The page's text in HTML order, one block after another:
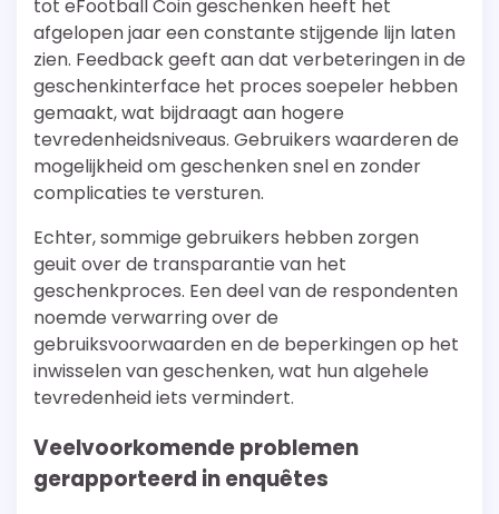
tot eFootball Coin geschenken heeft het
afgelopen jaar een constante stijgende lijn laten
zien. Feedback geeft aan dat verbeteringen in de
geschenkinterface het proces soepeler hebben
gemaakt, wat bijdraagt aan hogere
tevredenheidsniveaus. Gebruikers waarderen de
mogelijkheid om geschenken snel en zonder
complicaties te versturen.
Echter, sommige gebruikers hebben zorgen
geuit over de transparantie van het
geschenkproces. Een deel van de respondenten
noemde verwarring over de
gebruiksvoorwaarden en de beperkingen op het
inwisselen van geschenken, wat hun algehele
tevredenheid iets vermindert.
Veelvoorkomende problemen
gerapporteerd in enquêtes